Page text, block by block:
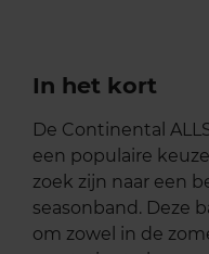
In het kort
De Continental
een populaire
zoek zijn naar een
seasonband. Deze
om zowel in de